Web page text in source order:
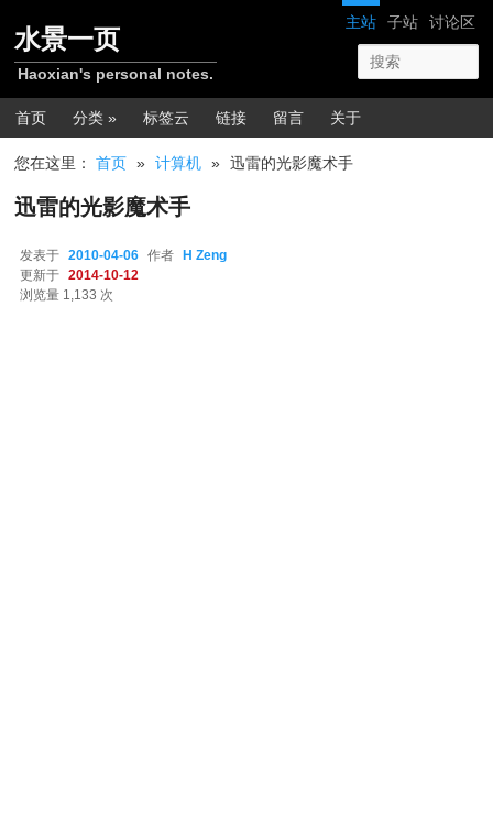
网站导航
主站 子站 讨论区
水景一页
Haoxian's personal notes.
主菜单
首页 分类 » 标签云 链接 留言 关于
您在这里：首页 » 计算机 » 迅雷的光影魔术手
迅雷的光影魔术手
发表于 2010-04-06 作者
H Zeng
更新于
2014-10-12
浏览量 1,133 次